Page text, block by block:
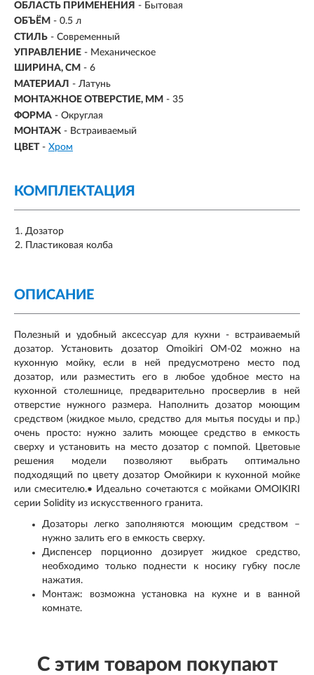
ОБЛАСТЬ ПРИМЕНЕНИЯ - Бытовая
ОБЪЁМ - 0.5 л
СТИЛЬ - Современный
УПРАВЛЕНИЕ - Механическое
ШИРИНА, СМ - 6
МАТЕРИАЛ - Латунь
МОНТАЖНОЕ ОТВЕРСТИЕ, ММ - 35
ФОРМА - Округлая
МОНТАЖ - Встраиваемый
ЦВЕТ - Хром
КОМПЛЕКТАЦИЯ
Дозатор
Пластиковая колба
ОПИСАНИЕ
Полезный и удобный аксессуар для кухни - встраиваемый
дозатор. Установить дозатор Omoikiri OM-02 можно на
кухонную мойку, если в ней предусмотрено место под
дозатор, или разместить его в любое удобное место на
кухонной столешнице, предварительно просверлив в ней
отверстие нужного размера. Наполнить дозатор моющим
средством (жидкое мыло, средство для мытья посуды и пр.)
очень просто: нужно залить моющее средство в емкость
сверху и установить на место дозатор с помпой. Цветовые
решения модели позволяют выбрать оптимально
подходящий по цвету дозатор Омойкири к кухонной мойке
или смесителю.• Идеально сочетаются с мойками OMOIKIRI
серии Solidity из искусственного гранита.
Дозаторы легко заполняются моющим средством –
нужно залить его в емкость сверху.
Диспенсер порционно дозирует жидкое средство,
необходимо только поднести к носику губку после
нажатия.
Монтаж: возможна установка на кухне и в ванной
комнате.
С этим товаром покупают